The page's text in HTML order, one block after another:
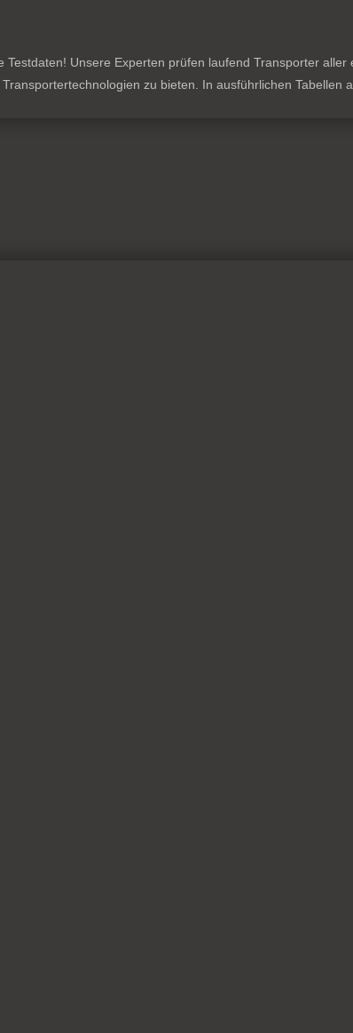
Unsere Experten prüfen laufend Transporter
zu bieten. In ausführlichen